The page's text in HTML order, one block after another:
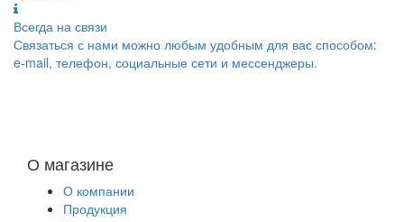
Всегда на связи
Связаться с нами можно любым удобным для вас способом:
e-mail, телефон, социальные сети и мессенджеры.
О магазине
О компании
Продукция